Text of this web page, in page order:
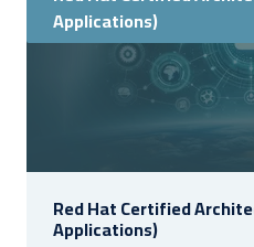
Applications)
Red Hat Certified
Applications)